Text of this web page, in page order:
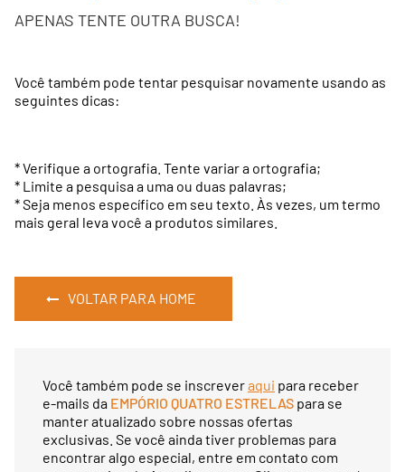
APENAS TENTE OUTRA BUSCA!
Você também pode tentar pesquisar novamente usando as
seguintes dicas:
*Verifique a ortografia. Tente variar a ortografia;
* Limite a pesquisa a uma ou duas palavras;
*Seja menos específico em seu texto. Às vezes, um termo
mais geral leva você a produtos similares.
VOLTAR PARA HOME
Você também pode se inscreveraqui para receber
e-mails da EMPÓRIO QUATRO ESTRELAS para se
manter atualizado sobre nossas ofertas
exclusivas. Se você ainda tiver problemas para
encontrar algo especial, entre em contato com